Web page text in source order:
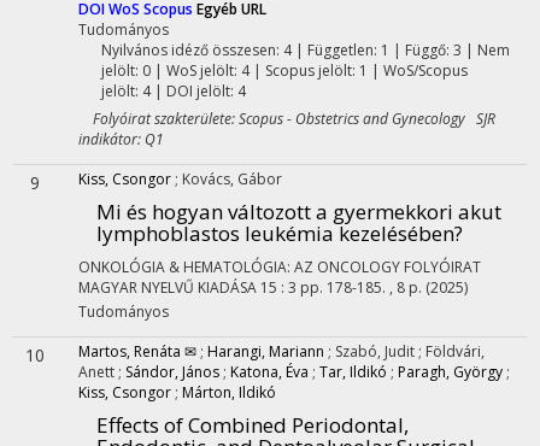
DOIWoS Scopus Egyéb URL
Tudományos
Nyilvános idéző összesen: 4| Független: 1 | Függő: 3 | Nem
jelölt: 0 | WoS jelölt: 4 | Scopus jelölt: 1 | WoS/Scopus
jelölt: 4 | DOI jelölt: 4
Folyóirat szakterülete: Scopus - Obstetrics and Gynecology SJR
indikátor: Q1
9 Kiss, Csongor ; Kovács, Gábor
Mi és hogyan változott a gyermekkori akut
lymphoblastos leukémia kezelésében?
ONKOLÓGIA & HEMATOLÓGIA: AZ ONCOLOGY FOLYÓIRAT
MAGYAR NYELVŰ KIADÁSA 15 : 3 pp. 178-185. , 8 p. (2025)
Tudományos
10 Martos, Renáta ✉ ; Harangi, Mariann ; Szabó, Judit ; Földvári,
Anett ; Sándor, János ; Katona, Éva ; Tar, Ildikó ; Paragh, György ;
Kiss, Csongor ; Márton, Ildikó
Effects of Combined Periodontal,